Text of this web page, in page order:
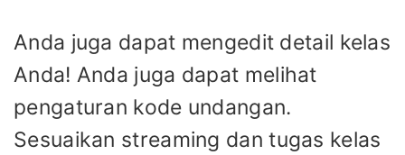
Anda juga dapat mengedit detail kelas
Anda! Anda juga dapat melihat
pengaturan kode undangan.
Sesuaikan streaming dan tugas kelas